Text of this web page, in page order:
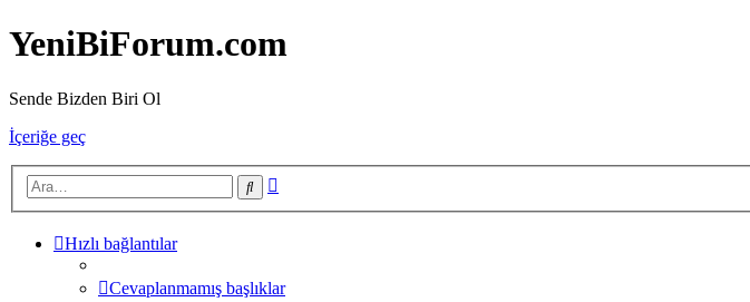
YeniBiForum.com
Sende Bizden Biri Ol
İçeriğe geç
Ara
Hızlı bağlantılar
Cevaplanmamış başlıklar